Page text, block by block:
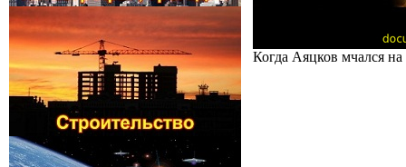
Когда Аяцков мчался